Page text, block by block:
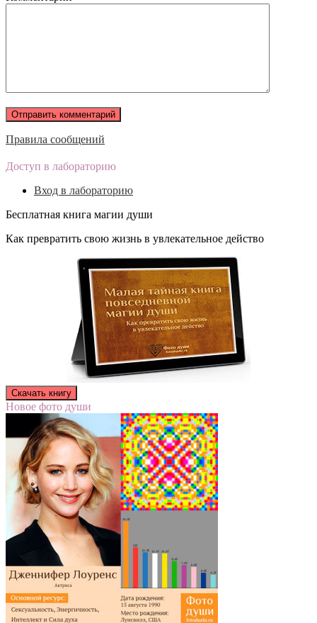
Правила сообщений
Доступ в лабораторию
Вход в лабораторию
Бесплатная книга магии души
Как превратить свою жизнь в увлекательное действо
Новое фото души